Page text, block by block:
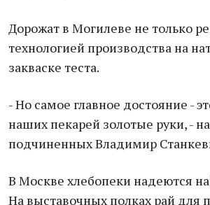
Дорожат в Могилеве не только
технологией производства на
закваске теста.
- Но самое главное достояние -
наших пекарей золотые руки, -
подчиненных Владимир
В Москве хлебопеки надеются
На выставочных полках рай для